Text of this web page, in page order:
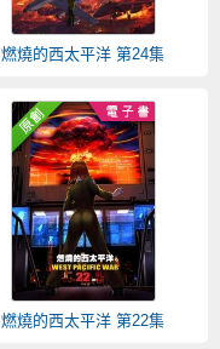
燃燒的西太平洋 第24集
燃燒的西太平洋 第22集